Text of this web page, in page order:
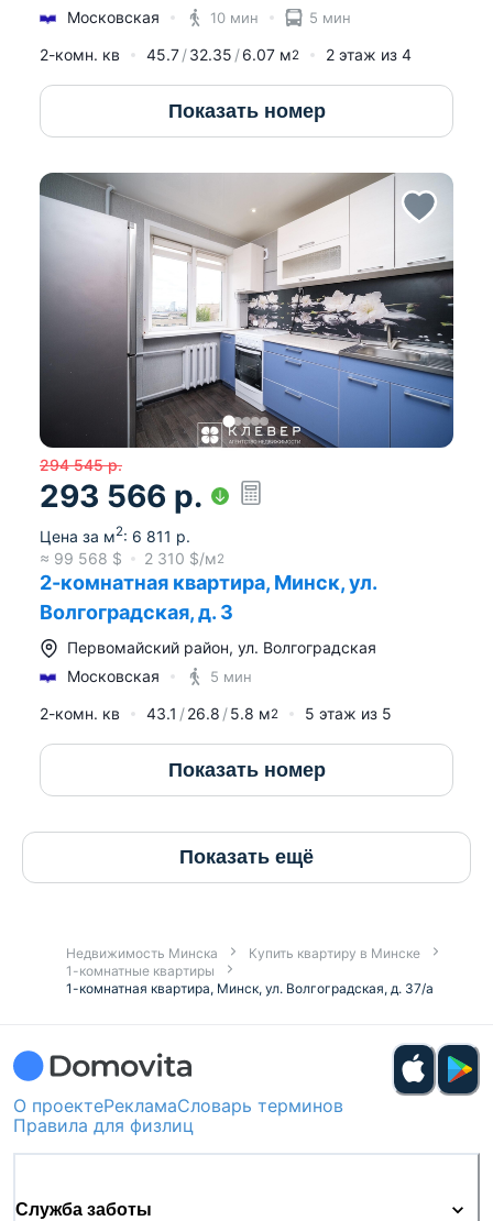
Московская 10 мин 5 мин
2-комн. кв 45.7 32.35 6.07 м2 2 этаж из 4
Показать номер
294 545 р.
293 566 р.
Цена за м2: 6 811 р.
≈ 99 568 $ 2 310 $/м2
2-комнатная квартира, Минск, ул.
Волгоградская, д. 3
Первомайский район, ул. Волгоградская
Московская
5 мин
2-комн. кв 43.1 26.8 5.8 м2 5 этаж из 5
Показать номер
Показать ещё
Недвижимость Минска
Купить квартиру в Минске
1-комнатные квартиры
1-комнатная квартира, Минск, ул. Волгоградская, д. 37/а
О проектеРекламаСловарь терминов
Правила для физлиц
Служба заботы